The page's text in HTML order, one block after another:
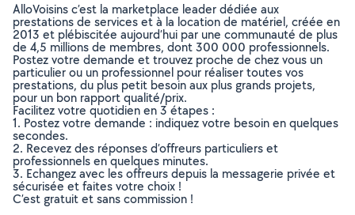
AlloVoisins c’est la marketplace leader dédiée aux
prestations de services et à la location de matériel, créée en
2013 et plébiscitée aujourd’hui par une communauté de plus
de 4,5 millions de membres, dont 300 000 professionnels.
Postez votre demande et trouvez proche de chez vous un
particulier ou un professionnel pour réaliser toutes vos
prestations, du plus petit besoin aux plus grands projets,
pour un bon rapport qualité/prix.
Facilitez votre quotidien en 3 étapes :
1. Postez votre demande : indiquez votre besoin en quelques
secondes.
2. Recevez des réponses d’offreurs particuliers et
professionnels en quelques minutes.
3. Echangez avec les offreurs depuis la messagerie privée et
sécurisée et faites votre choix !
C’est gratuit et sans commission !